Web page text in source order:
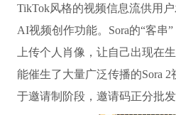
TikTok风格的视频信息流供用
AI视频创作功能。Sora的“客串
上传个人肖像，让自己出现在
能催生了大量广泛传播的Sora 2
于邀请制阶段，邀请码正分批发